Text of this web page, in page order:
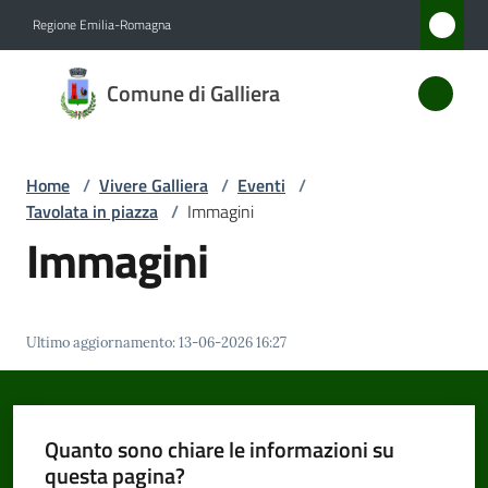
Regione Emilia-Romagna
Comune di Galliera
Comune
di
Servizi
Vivere
Galliera
Menu selezionato
Home / Vivere Galliera / Eventi /
Tavolata in piazza / Immagini
Immagini
Ultimo aggiornamento:13-06-2026 16:27
Quanto sono chiare le informazioni su
questa pagina?